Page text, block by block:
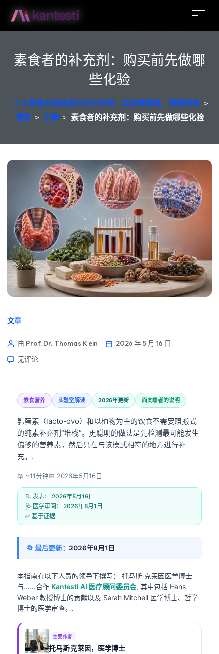
素食者的补充剂：购买前先做哪
些化验
人工智能血液检测分析仪免费 - 实验室解读，德国制造 >
博客 > 文章 > 素食者的补充剂：购买前先做哪些化验
文章
由 Prof. Dr. Thomas Klein
2026 年 5 月 16 日
无评论
素食营养 实验室解读 2026年更新 面向患者的说明
乳蛋素（lacto-ovo）和以植物为主的饮食不需要照搬式
的纯素补充剂“堆栈”。更聪明的做法是先检测最可能发生
偏移的营养素，然后只在与该模式相符的地方进行补
充。.
📖 ~11分钟📅 2026年5月16日
📝 发表： 2026年5月16日
🩺 医学审阅： 2026年8月1日
✅ 基于证据
🔄 最后更新： 2026年8月1日
本指南在以下人员的领导下撰写： 托马斯·克莱因医学博士
与……合作 Kantesti AI 医疗顾问委员会, 其中包括 Hans
Weber 教授博士的贡献以及 Sarah Mitchell 医学博士、哲学
博士的医学审查。.
主要作者
托马斯·克莱因，医学博士